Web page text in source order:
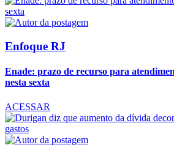
Enfoque RJ
Enade: prazo de recurso para
nesta sexta
ACESSAR